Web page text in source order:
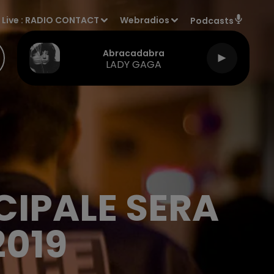
Live : RADIO CONTACT Webradios Podcasts
Abracadabra
LADY GAGA
SERA